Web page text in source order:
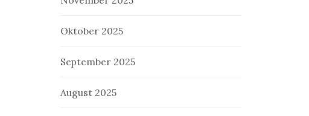
Oktober 2025
September 2025
August 2025